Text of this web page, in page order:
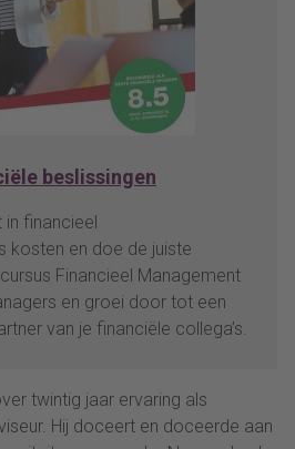
beslissingen
financieel
kosten en doe de juiste
Financieel Management
en groei door tot een
van je financiële collega’s.
twintig jaar ervaring als
Hij doceert en doceerde aan